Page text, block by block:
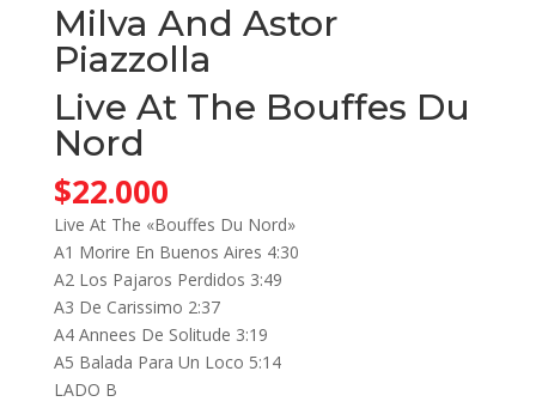
Milva And Astor
Piazzolla
Live At The Bouffes Du
Nord
$22.000
Live At The «Bouffes Du Nord»
A1 Morire En Buenos Aires 4:30
A2 Los Pajaros Perdidos 3:49
A3 De Carissimo 2:37
A4 Annees De Solitude 3:19
A5 Balada Para Un Loco 5:14
LADO B